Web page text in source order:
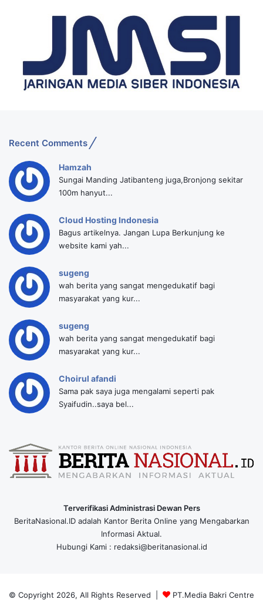
Recent Comments
Hamzah
Sungai Manding Jatibanteng juga,Bronjong sekitar
100m hanyut...
Cloud Hosting Indonesia
Bagus artikelnya. Jangan Lupa Berkunjung ke
website kami yah...
sugeng
wah berita yang sangat mengedukatif bagi
masyarakat yang kur...
sugeng
wah berita yang sangat mengedukatif bagi
masyarakat yang kur...
Choirul afandi
Sama pak saya juga mengalami seperti pak
Syaifudin..saya bel...
Terverifikasi Administrasi Dewan Pers
BeritaNasional.ID adalah Kantor Berita Online yang Mengabarkan
Informasi Aktual.
Hubungi Kami : redaksi@beritanasional.id
© Copyright 2026, All Rights Reserved | PT.Media Bakri Centre